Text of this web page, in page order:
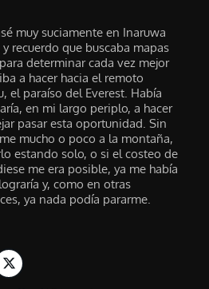
muy suciamente en Inaruwa
recuerdo que buscaba mapas
determinar cada vez mejor
a hacer hacia el remoto
el paraíso del Everest. Había
en mi largo periplo, a hacer
pasar esta oportunidad. Sin
mucho o poco a la montaña,
estando solo, o si el costeo de
me era posible, ya me había
y, como en otras
ya nada podía pararme.